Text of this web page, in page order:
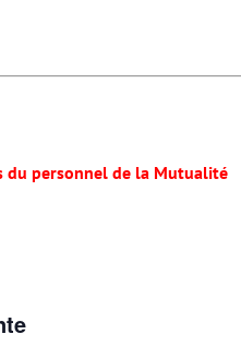
du personnel de la Mutualité